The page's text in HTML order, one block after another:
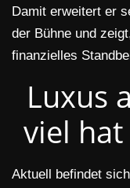
Damit erweitert er
der Bühne und
finanzielles
Luxus
viel
Aktuell befindet